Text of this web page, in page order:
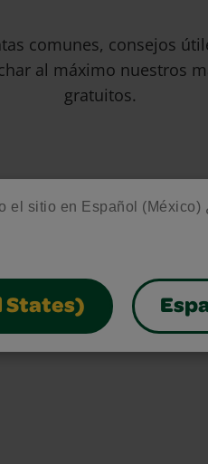
el sitio en Español (México)
States)
comunes, consejos
al máximo nuestros
gratuitos.